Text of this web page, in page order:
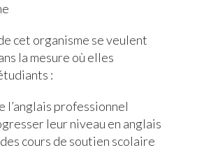
cet organisme se veulent
la mesure où elles
:
l’anglais professionnel
leur niveau en anglais
cours de soutien scolaire